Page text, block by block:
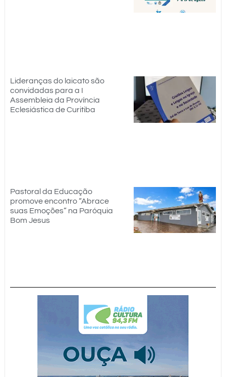
Lideranças do laicato são
convidadas para a I
Assembleia da Província
Eclesiástica de Curitiba
Pastoral da Educação
promove encontro “Abrace
suas Emoções” na Paróquia
Bom Jesus